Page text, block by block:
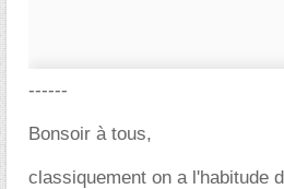
------
Bonsoir à tous,
classiquement on a l'habitude